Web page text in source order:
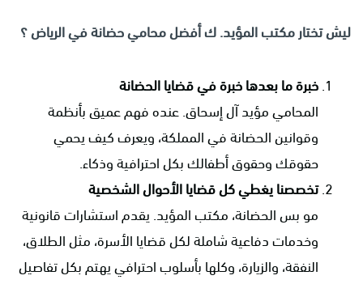
ليش تختار مكتب المؤيد. ك أفضل محامي حضانة في الرياض ؟
خبرة ما بعدها خبرة في قضايا الحضانة
المحامي مؤيد آل إسحاق. عنده فهم عميق بأنظمة
وقوانين الحضانة في المملكة، ويعرف كيف يحمي
حقوقك وحقوق أطفالك بكل احترافية وذكاء.
تخصصنا يغطي كل قضايا الأحوال الشخصية
مو بس الحضانة، مكتب المؤيد. يقدم استشارات قانونية
وخدمات دفاعية شاملة لكل قضايا الأسرة، مثل الطلاق،
النفقة، والزيارة، وكلها بأسلوب احترافي يهتم بكل تفاصيل